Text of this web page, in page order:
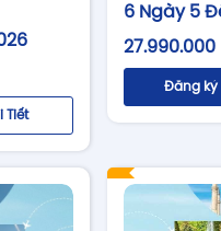
Tiết
6 Ngày 5
27.990.000
Đăng ký